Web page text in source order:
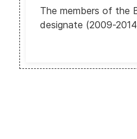
EUA: Partidarios de Shapiro
The members of the
designate (2009-